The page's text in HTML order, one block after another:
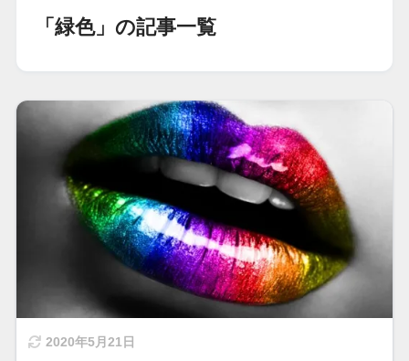
「緑色」の記事一覧
2020年5月21日